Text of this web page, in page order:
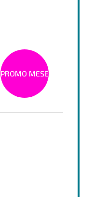
PROMO MESE